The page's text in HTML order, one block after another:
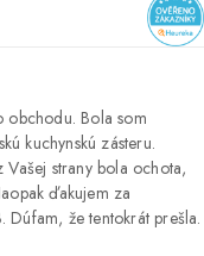
obchodu. Bola som
kuchynskú zásteru.
strany bola ochota,
ďakujem za
že tentokrát prešla.